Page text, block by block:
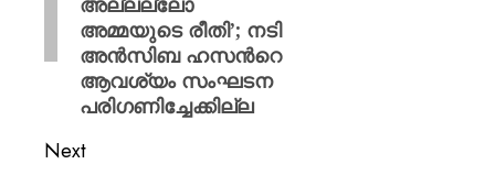
അമ്മയുടെ രീതി’; നടി
അൻസിബ ഹസന്‍റെ
ആവശ്യം സംഘടന
പരിഗണിച്ചേക്കില്ല
Next